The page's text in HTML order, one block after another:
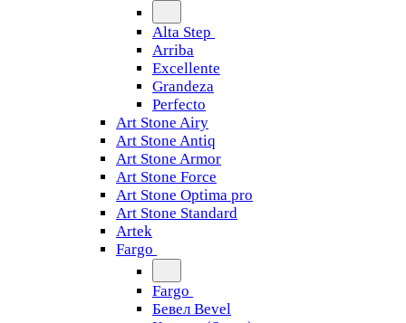
Alta Step
Arriba
Excellente
Grandeza
Perfecto
Art Stone Airy
Art Stone Antiq
Art Stone Armor
Art Stone Force
Art Stone Optima pro
Art Stone Standard
Artek
Fargo
Fargo
Бевел Bevel